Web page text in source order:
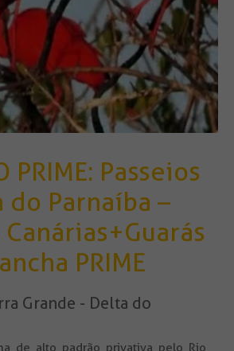
PRIME: Passeios
do Parnaíba –
PRIME
Grande - Delta do